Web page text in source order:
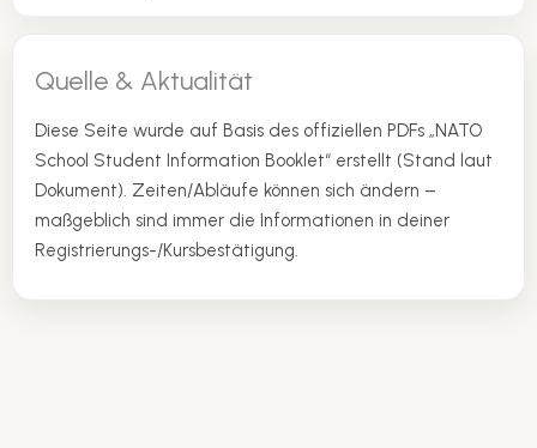
Quelle & Aktualität
Diese Seite wurde auf Basis des offiziellen PDFs „NATO
School Student Information Booklet“ erstellt (Stand laut
Dokument). Zeiten/Abläufe können sich ändern –
maßgeblich sind immer die Informationen in deiner
Registrierungs-/Kursbestätigung.